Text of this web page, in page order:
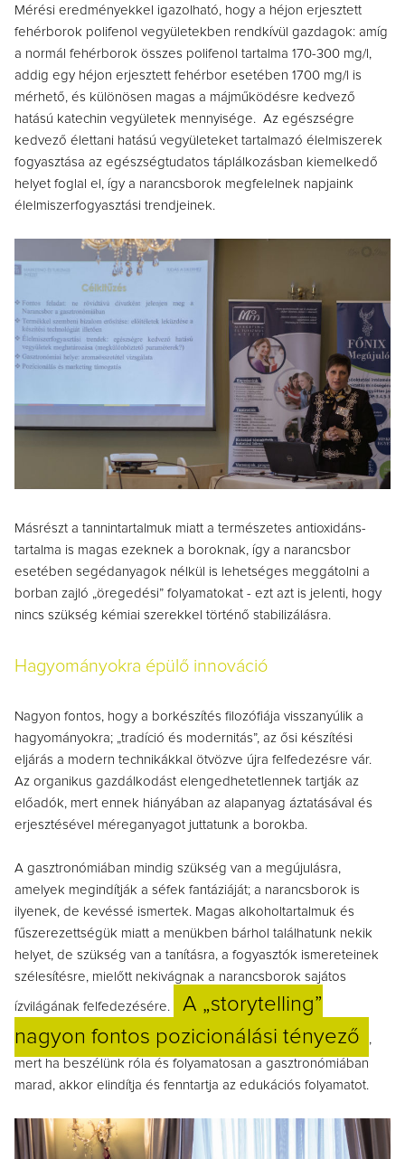
Mérési eredményekkel igazolható, hogy a héjon erjesztett
fehérborok polifenol vegyületekben rendkívül gazdagok: amíg
a normál fehérborok összes polifenol tartalma 170-300 mg/l,
addig egy héjon erjesztett fehérbor esetében 1700 mg/l is
mérhető, és különösen magas a májműködésre kedvező
hatású katechin vegyületek mennyisége. Az egészségre
kedvező élettani hatású vegyületeket tartalmazó élelmiszerek
fogyasztása az egészségtudatos táplálkozásban kiemelkedő
helyet foglal el, így a narancsborok megfelelnek napjaink
élelmiszerfogyasztási trendjeinek.
Másrészt a tannintartalmuk miatt a természetes antioxidáns-
tartalma is magas ezeknek a boroknak, így a narancsbor
esetében segédanyagok nélkül is lehetséges meggátolni a
borban zajló „öregedési” folyamatokat - ezt azt is jelenti, hogy
nincs szükség kémiai szerekkel történő stabilizálásra.
Hagyományokra épülő innováció
Nagyon fontos, hogy a borkészítés filozófiája visszanyúlik a
hagyományokra; „tradíció és modernitás”, az ősi készítési
eljárás a modern technikákkal ötvözve újra felfedezésre vár.
Az organikus gazdálkodást elengedhetetlennek tartják az
előadók, mert ennek hiányában az alapanyag áztatásával és
erjesztésével méreganyagot juttatunk a borokba.
A gasztronómiában mindig szükség van a megújulásra,
amelyek megindítják a séfek fantáziáját; a narancsborok is
ilyenek, de kevéssé ismertek. Magas alkoholtartalmuk és
fűszerezettségük miatt a menükben bárhol találhatunk nekik
helyet, de szükség van a tanításra, a fogyasztók ismereteinek
szélesítésre, mielőtt nekivágnak a narancsborok sajátos
ízvilágának felfedezésére.
A „storytelling”
nagyon fontos pozicionálási tényező
,
mert ha beszélünk róla és folyamatosan a gasztronómiában
marad, akkor elindítja és fenntartja az edukációs folyamatot.